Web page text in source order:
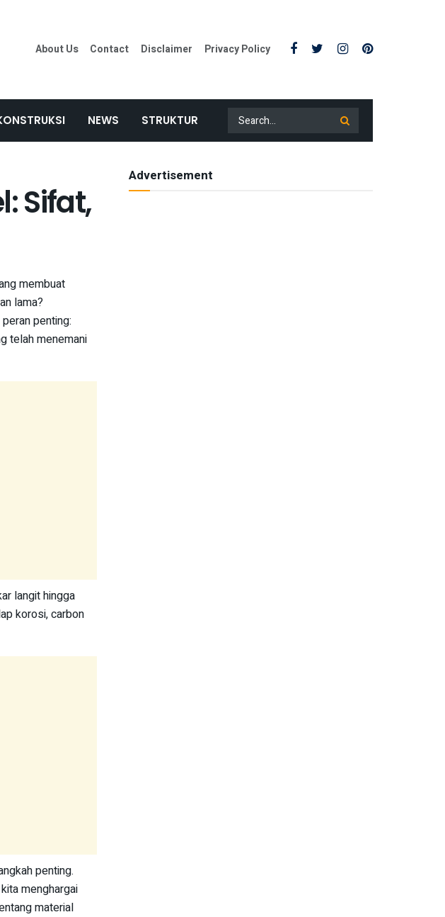
About Us Contact Disclaimer Privacy Policy
NEWS STRUKTUR
Sifat,
membuat
lama?
penting:
telah menemani
langit hingga
korosi, carbon
penting.
menghargai
material
Advertisement